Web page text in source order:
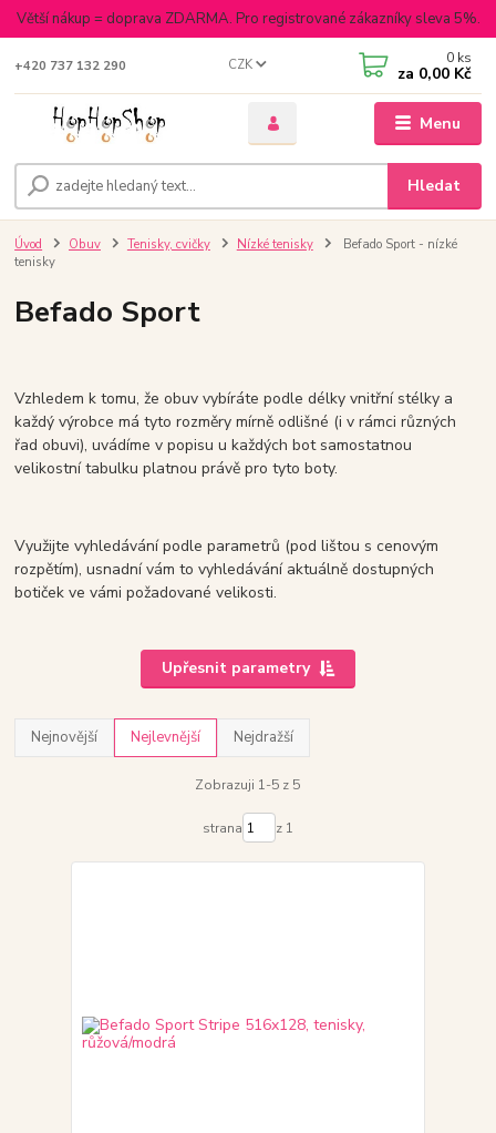
Větší nákup = doprava ZDARMA. Pro registrované zákazníky sleva 5%.
Menu
CZK
Hledat
+420 737 132 290 0 ks
za 0,00 Kč
Úvod Obuv Tenisky, cvičky Nízké tenisky
Befado Sport - nízké
tenisky
Befado Sport
Vzhledem k tomu, že obuv vybíráte podle délky vnitřní stélky a
každý výrobce má tyto rozměry mírně odlišné (i v rámci různých
řad obuvi), uvádíme v popisu u každých bot samostatnou
velikostní tabulku platnou právě pro tyto boty.
Využijte vyhledávání podle parametrů (pod lištou s cenovým
rozpětím), usnadní vám to vyhledávání aktuálně dostupných
botiček ve vámi požadované velikosti.
Upřesnit parametry
Nejnovější Nejlevnější Nejdražší
Zobrazuji 1-5 z 5
strana z 1